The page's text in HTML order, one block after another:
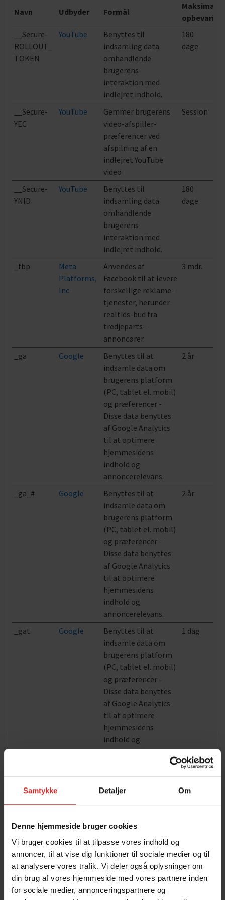
Samtykke Detaljer Om
Denne hjemmeside bruger cookies
Vi bruger cookies til at tilpasse vores indhold og
annoncer, til at vise dig funktioner til sociale medier og til
at analysere vores trafik. Vi deler også oplysninger om
din brug af vores hjemmeside med vores partnere inden
for sociale medier, annonceringspartnere og
Navn Udbyder Formål
Maksimal
__Secure-
ROLLOUT_
TOKEN
YouTube
Benyttes til
indsamling data
omhandlende
brugerens
interaktion med
indlejret indhold.
180
dage
__Secure-
YEC
YouTube
Gemmer brugerens
video-afspiller-
præferencer ved
afspilning af en
indlejret YouTube
video
Session
__Secure-
YNID
YouTube
Benyttes til
indsamling data
omhandlende
brugerens
interaktion med
indlejret indhold.
180
dage
_fbp
Meta
Platforms,
Inc.
Anvendes af
Facebook til at levere
forskellige reklame-
tjenester, herunder
realtids-bud fra
tredjeparts-
annoncører.
3 mdr.
_ga Google
Benyttes til at
indsamle data om
brugerens platform
(PC, tablet el. mobil)
og præferencer -
Disse data benyttes
af Google Analytics
til at optimere
hjemmesidens
indhold og
annoncerelevans.
2 år
_ga_# Google
Benyttes til at
indsamle data om
brugerens platform
(PC, tablet el. mobil)
og præferencer -
Disse data benyttes
af Google Analytics
til at optimere
hjemmesidens
indhold og
annoncerelevans.
2 år
_gat Google
Benyttes til at
indsamle data om
brugerens platform
(PC, tablet el. mobil)
og præferencer -
Disse data benyttes
af Google Analytics
til at optimere
hjemmesidens
indhold og
annoncerelevans.
1 dag
eksperimentere med
effektiviteten af
r. Disse finder sted på
alle hjemmesider der
benytter Google
Adsense.
3 mdr.
_gcl_ls Google
Registrerer
responsraten
Perman